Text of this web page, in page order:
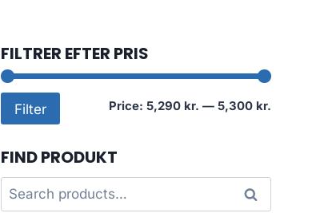
FILTRER EFTER PRIS
Min
Max
Filter Price: 5,290 kr. — 5,300 kr.
FIND PRODUKT
Search
for:
Search